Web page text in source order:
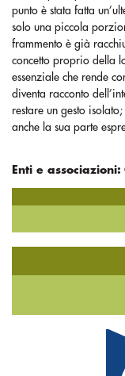
punto è stata fatta
solo una piccola
frammento è già
concetto proprio della
essenziale che rende
diventa racconto
restare un gesto
anche la sua parte
Enti e associazioni: